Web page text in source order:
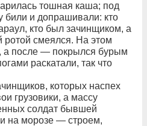
тошная каша; под
били и допрашивали: кто
кто был зачинщиком, а
ротой смеялся. На этом
а после — покрылся бурым
раскатали, так что
которых наспех
грузовики, а массу
солдат бывшей
на морозе — строем,